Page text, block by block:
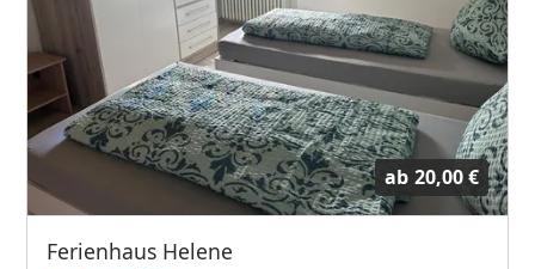
ab 20,00 €
Ferienhaus Helene